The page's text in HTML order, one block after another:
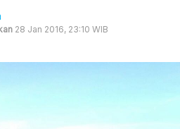
28 Jan 2016, 23:10 WIB